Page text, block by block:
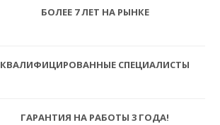
БОЛЕЕ 7 ЛЕТ НА РЫНКЕ
КВАЛИФИЦИРОВАННЫЕ СПЕЦИАЛИСТЫ
ГАРАНТИЯ НА РАБОТЫ 3 ГОДА!